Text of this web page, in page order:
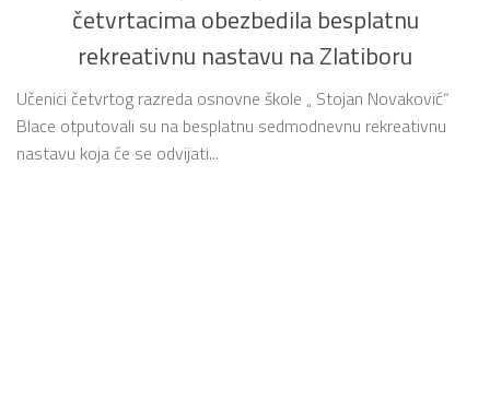
četvrtacima obezbedila besplatnu
rekreativnu nastavu na Zlatiboru
Učenici četvrtog razreda osnovne škole „ Stojan Novaković“
Blace otputovali su na besplatnu sedmodnevnu rekreativnu
nastavu koja će se odvijati...